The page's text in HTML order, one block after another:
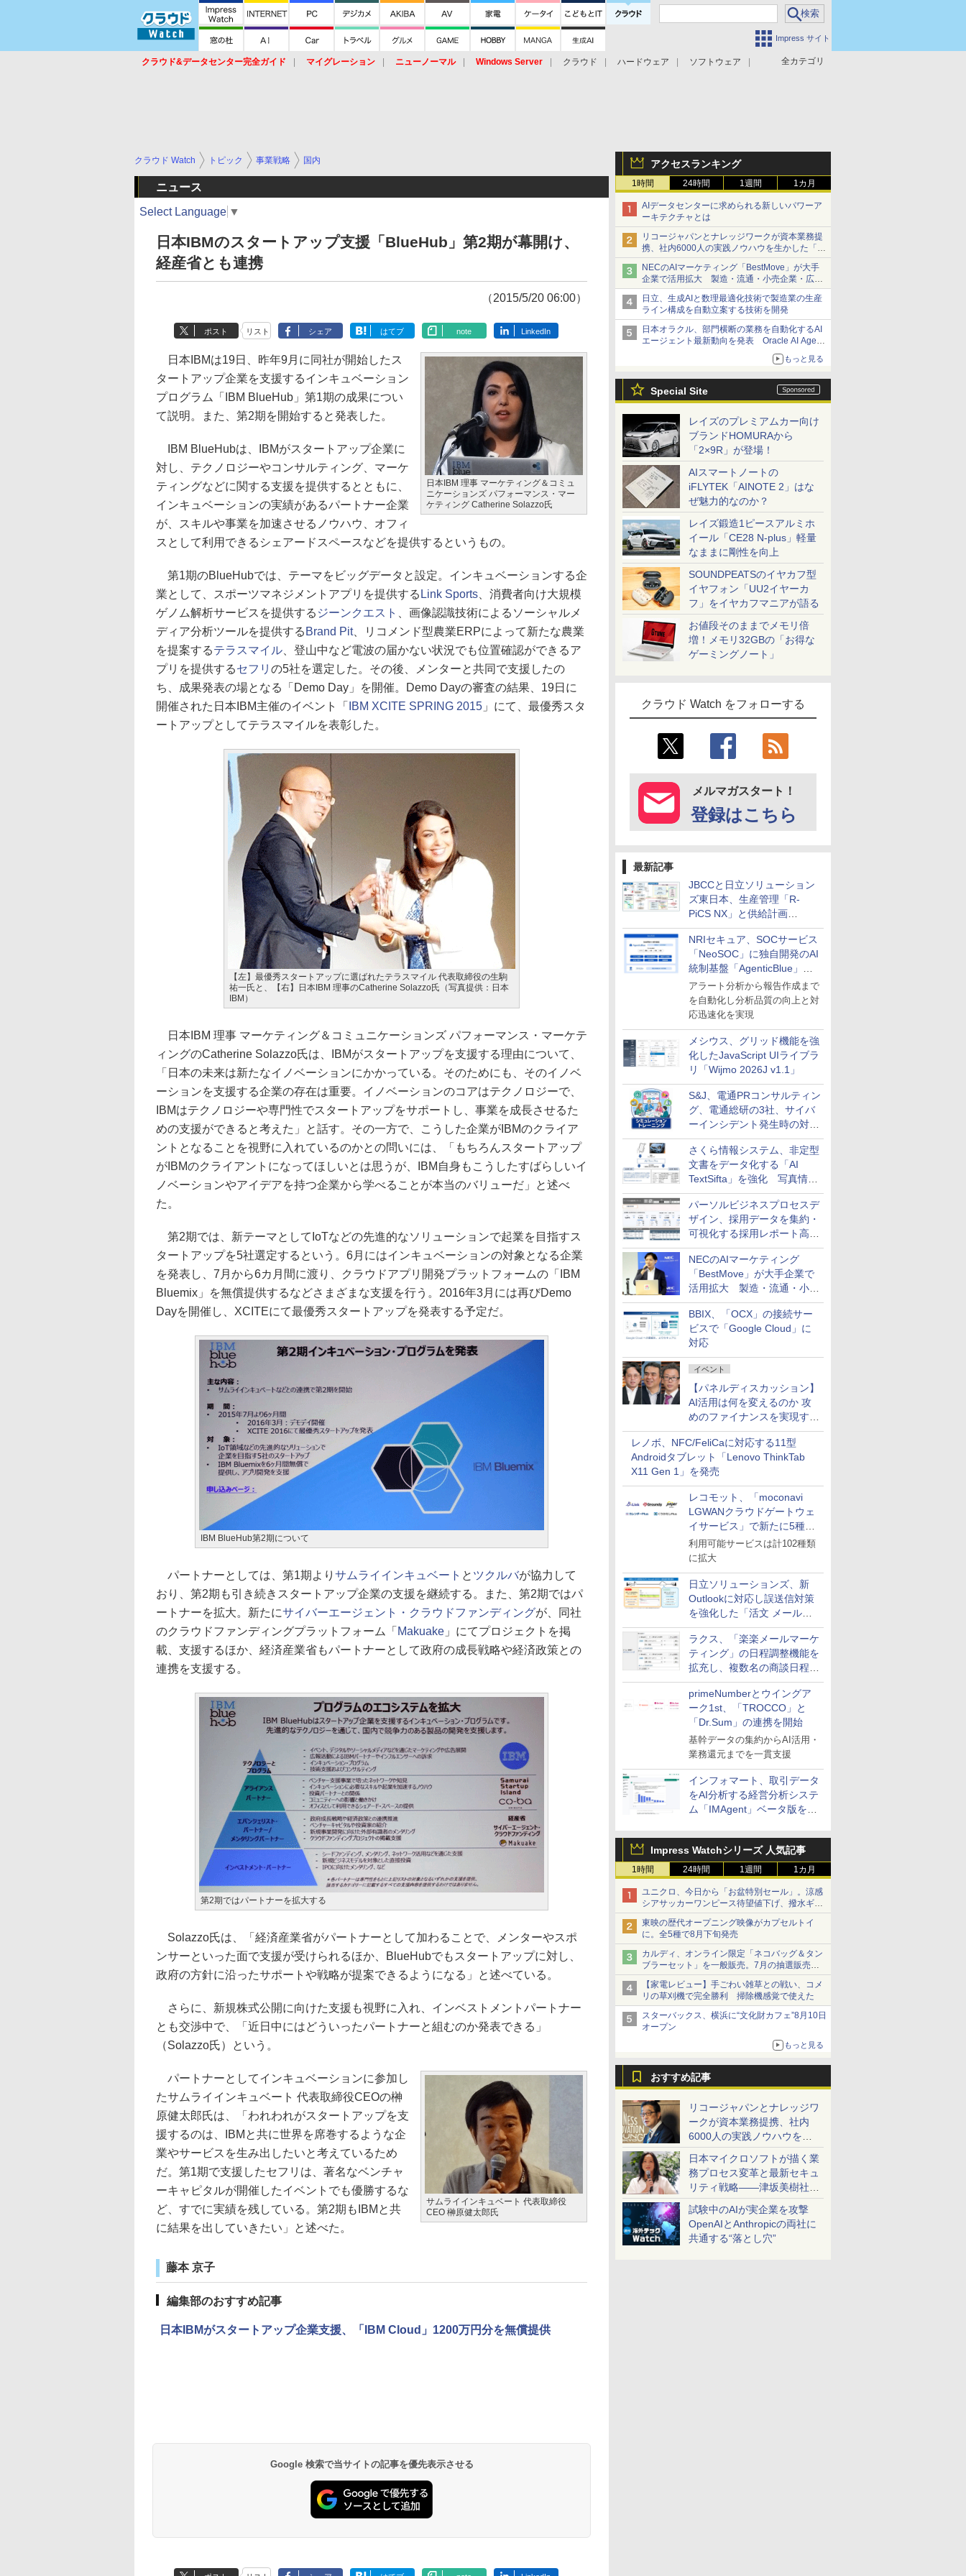
Impress サイト
全カテゴリ
クラウド&データセンター完全ガイド マイグレーション ニューノーマル Windows Server クラウド ハードウェア
ソフトウェア
アクセスランキング
1時間 24時間 1週間 1カ月
AIデータセンターに求められる新しいパワーア
ーキテクチャとは
リコージャパンとナレッジワークが資本業務提
携、社内6000人の実践ノウハウを生かした「AI
商談記録 for RICOH」を展開へ
NECのAIマーケティング「BestMove」が大手
企業で活用拡大 製造・流通・小売企業・広告
代理店などが実装フェーズへ
日立、生成AIと数理最適化技術で製造業の生産
ライン構成を自動立案する技術を開発
日本オラクル、部門横断の業務を自動化するAI
エージェント最新動向を発表 Oracle AI Agent
Studioで企業の意思決定と開発を加速
もっと見る
Special Site
レイズのプレミアムカー向け
ブランドHOMURAから
「2×9R」が登場！
AIスマートノートの
iFLYTEK「AINOTE 2」はな
ぜ魅力的なのか？
レイズ鍛造1ピースアルミホ
イール「CE28 N-plus」軽量
なままに剛性を向上
SOUNDPEATSのイヤカフ型
イヤフォン「UU2イヤーカ
フ」をイヤカフマニアが語る
お値段そのままでメモリ倍
増！メモリ32GBの「お得な
ゲーミングノート」
クラウド Watch をフォローする
メルマガスタート！
登録はこちら
最新記事
JBCCと日立ソリューション
ズ東日本、生産管理「R-
PiCS NX」と供給計画
「scSQUARE ISP」の連携サ
ービスを提供開始
NRIセキュア、SOCサービス
「NeoSOC」に独自開発のAI
統制基盤「AgenticBlue」を
導入
アラート分析から報告作成まで
を自動化し分析品質の向上と対
応迅速化を実現
メシウス、グリッド機能を強
化したJavaScript UIライブラ
リ「Wijmo 2026J v1.1」
S&J、電通PRコンサルティン
グ、電通総研の3社、サイバ
ーインシデント発生時の対応
と危機管理広報を一体的に訓
練するプログラムを提供
さくら情報システム、非定型
文書をデータ化する「AI
TextSifta」を強化 写真情報
のデータ化などに対応
パーソルビジネスプロセスデ
ザイン、採用データを集約・
可視化する採用レポート高速
化サービスを提供
NECのAIマーケティング
「BestMove」が大手企業で
活用拡大 製造・流通・小売
企業・広告代理店などが実装
フェーズへ
BBIX、「OCX」の接続サー
ビスで「Google Cloud」に
対応
イベント
【パネルディスカッション】
AI活用は何を変えるのか 攻
めのファイナンスを実現する
業務設計とマインドセット変
革
レノボ、NFC/FeliCaに対応する11型
Androidタブレット「Lenovo ThinkTab
X11 Gen 1」を発売
レコモット、「moconavi
LGWANクラウドゲートウェ
イサービス」で新たに5種類
のサービスと連携開始
利用可能サービスは計102種類
に拡大
日立ソリューションズ、新
Outlookに対応し誤送信対策
を強化した「活文 メール誤
送信防止アドインサービス」
を提供
ラクス、「楽楽メールマーケ
ティング」の日程調整機能を
拡充し、複数名の商談日程調
整を効率化
primeNumberとウイングア
ーク1st、「TROCCO」と
「Dr.Sum」の連携を開始
基幹データの集約からAI活用・
業務還元までを一貫支援
インフォマート、取引データ
をAI分析する経営分析システ
ム「IMAgent」ベータ版を提
Impress Watchシリーズ 人気記事
1時間 24時間 1週間 1カ月
ユニクロ、今日から「お盆特別セール」。涼感
シアサッカーワンピース待望値下げ、撥水ギア
ショーツは1990円に
東映の歴代オープニング映像がカプセルトイ
に。全5種で8月下旬発売
カルディ、オンライン限定「ネコバッグ＆タン
ブラーセット」を一般販売。7月の抽選販売の
当選無効分
【家電レビュー】手ごわい雑草との戦い、コメ
リの草刈機で完全勝利 掃除機感覚で使えた
スターバックス、横浜に“文化財カフェ”8月10日
オープン
もっと見る
おすすめ記事
リコージャパンとナレッジワ
ークが資本業務提携、社内
6000人の実践ノウハウを生
かした「AI商談記録 for
RICOH」を展開へ
日本マイクロソフトが描く業
務プロセス変革と最新セキュ
リティ戦略――津坂美樹社長
が2027年度戦略を説明
試験中のAIが実企業を攻撃
OpenAIとAnthropicの両社に
共通する“落とし穴”
クラウド Watch トピック 事業戦略 国内
ニュース
Select Language ▼
日本IBMのスタートアップ支援「BlueHub」第2期が幕開け、
経産省とも連携
（2015/5/20 06:00）
ポスト リスト シェア はてブ note LinkedIn
日本IBM 理事 マーケティング＆コミュ
ニケーションズ パフォーマンス・マー
ケティング Catherine Solazzo氏
日本IBMは19日、昨年9月に同社が開始したス
タートアップ企業を支援するインキュベーション
プログラム「IBM BlueHub」第1期の成果につい
て説明。また、第2期を開始すると発表した。
IBM BlueHubは、IBMがスタートアップ企業に
対し、テクノロジーやコンサルティング、マーケ
ティングなどに関する支援を提供するとともに、
インキュベーションの実績があるパートナー企業
が、スキルや事業を加速させるノウハウ、オフィ
スとして利用できるシェアードスペースなどを提供するというもの。
第1期のBlueHubでは、テーマをビッグデータと設定。インキュベーションする企
業として、スポーツマネジメントアプリを提供する Link Sports 、消費者向け大規模
ゲノム解析サービスを提供する ジーンクエスト
、画像認識技術によるソーシャルメ
ディア分析ツールを提供する Brand Pit、リコメンド型農業ERPによって新たな農業
を提案するテラスマイル 、登山中など電波の届かない状況でも位置確認ができるア
プリを提供するセフリ の5社を選定した。その後、メンターと共同で支援したの
ち、成果発表の場となる「Demo Day」を開催。Demo Dayの審査の結果、19日に
開催された日本IBM主催のイベント「
IBM XCITE SPRING 2015 」にて、最優秀スタ
ートアップとしてテラスマイルを表彰した。
【左】最優秀スタートアップに選ばれたテラスマイル 代表取締役の生駒
祐一氏と、【右】日本IBM 理事のCatherine Solazzo氏（写真提供：日本
IBM）
日本IBM 理事 マーケティング＆コミュニケーションズ パフォーマンス・マーケテ
ィングのCatherine Solazzo氏は、IBMがスタートアップを支援する理由について、
「日本の未来は新たなイノベーションにかかっている。そのためにも、そのイノベ
ーションを支援する企業の存在は重要。イノベーションのコアはテクノロジーで、
IBMはテクノロジーや専門性でスタートアップをサポートし、事業を成長させるた
めの支援ができると考えた」と話す。その一方で、こうした企業がIBMのクライア
ントとなることを視野に入れているのかとの問いには、「もちろんスタートアップ
がIBMのクライアントになってほしいとは思うが、IBM自身もこうしたすばらしいイ
ノベーションやアイデアを持つ企業から学べることが本当のバリューだ」と述べ
た。
第2期では、新テーマとしてIoTなどの先進的なソリューションで起業を目指すス
タートアップを5社選定するという。6月にはインキュベーションの対象となる企業
を発表し、7月から6カ月間に渡り、クラウドアプリ開発プラットフォームの「IBM
Bluemix」を無償提供するなどさまざまな支援を行う。2016年3月には再びDemo
Dayを開催し、XCITEにて最優秀スタートアップを発表する予定だ。
IBM BlueHub第2期について
パートナーとしては、第1期より サムライインキュベート と ツクルバが協力して
おり、第2期も引き続きスタートアップ企業の支援を継続する。また、第2期ではパ
ートナーを拡大。新たにサイバーエージェント・クラウドファンディングが、同社
のクラウドファンディングプラットフォーム「 Makuake 」にてプロジェクトを掲
載、支援するほか、経済産業省もパートナーとして政府の成長戦略や経済政策との
連携を支援する。
第2期ではパートナーを拡大する
Solazzo氏は、「経済産業省がパートナーとして加わることで、メンターやスポ
ンサーといった面で支援が受けられるほか、BlueHubでもスタートアップに対し、
政府の方針に沿ったサポートや戦略が提案できるようになる」と述べている。
さらに、新規株式公開に向けた支援も視野に入れ、インベストメントパートナー
とも交渉中で、「近日中にはどういったパートナーと組むのか発表できる」
（Solazzo氏）という。
サムライインキュベート 代表取締役
CEO 榊原健太郎氏
パートナーとしてインキュベーションに参加し
たサムライインキュベート 代表取締役CEOの榊
原健太郎氏は、「われわれがスタートアップを支
援するのは、IBMと共に世界を席巻するような企
業やサービスを生み出したいと考えているため
だ。第1期で支援したセフリは、著名なベンチャ
ーキャピタルが開催したイベントでも優勝するな
ど、すでに実績を残している。第2期もIBMと共
に結果を出していきたい」と述べた。
藤本 京子
編集部のおすすめ記事
日本IBMがスタートアップ企業支援、「IBM Cloud」1200万円分を無償提供
Google 検索で当サイトの記事を優先表示させる